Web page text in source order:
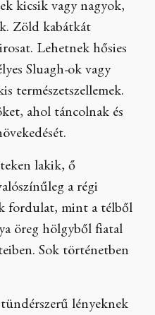
kicsik vagy nagyok,
Zöld kabátkát
Lehetnek hősies
Sluagh-ok vagy
természetszellemek.
ahol táncolnak és
lakik, ő
a régi
fordulat, mint a télből
öreg hölgyből fiatal
Sok történetben
lényeknek